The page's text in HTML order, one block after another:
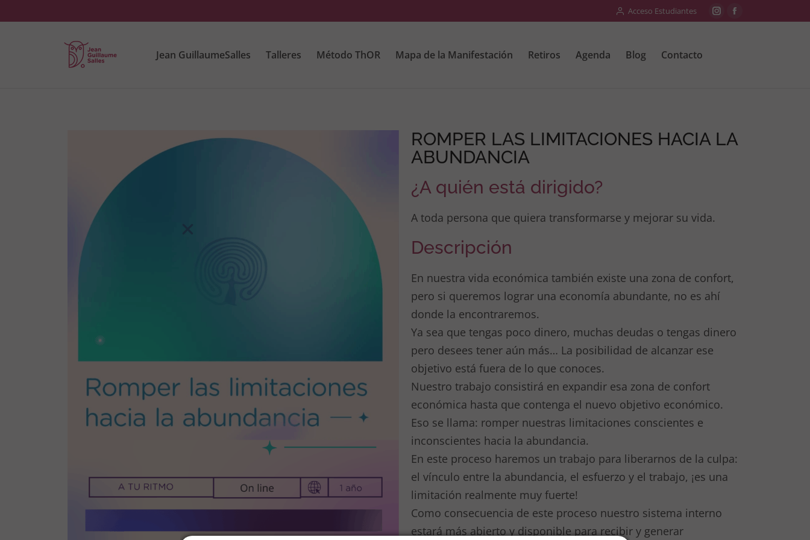
Acceso Estudiantes
Jean GuillaumeSalles Talleres Método ThOR Mapa de la Manifestación Retiros Agenda Blog Contacto
ROMPER LAS LIMITACIONES HACIA LA
ABUNDANCIA
¿A quién está dirigido?
A toda persona que quiera transformarse y mejorar su vida.
Descripción
En nuestra vida económica también existe una zona de confort,
pero si queremos lograr una economía abundante, no es ahí
donde la encontraremos.
Ya sea que tengas poco dinero, muchas deudas o tengas dinero
pero desees tener aún más… La posibilidad de alcanzar ese
objetivo está fuera de lo que conoces.
Nuestro trabajo consistirá en expandir esa zona de confort
económica hasta que contenga el nuevo objetivo económico.
Eso se llama: romper nuestras limitaciones conscientes e
inconscientes hacia la abundancia.
En este proceso haremos un trabajo para liberarnos de la culpa:
el vínculo entre la abundancia, el esfuerzo y el trabajo, ¡es una
limitación realmente muy fuerte!
Como consecuencia de este proceso nuestro sistema interno
estará más abierto y disponible para recibir y generar